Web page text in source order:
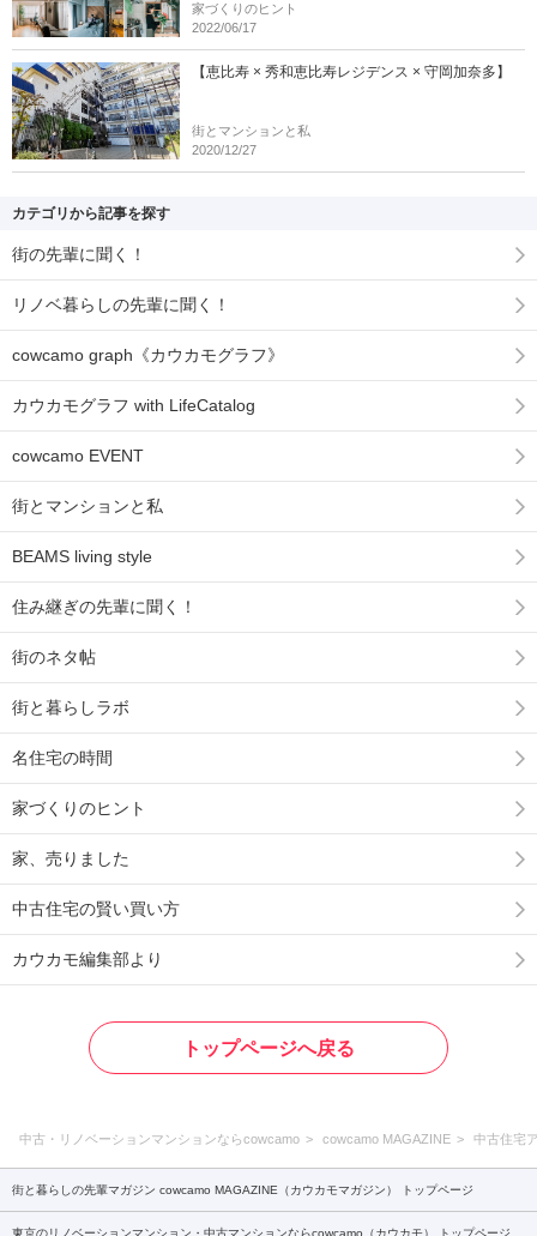
家づくりのヒント
2022/06/17
【恵比寿 × 秀和恵比寿レジデンス × 守岡加奈多】
街とマンションと私
2020/12/27
カテゴリから記事を探す
街の先輩に聞く！
リノベ暮らしの先輩に聞く！
cowcamo graph《カウカモグラフ》
カウカモグラフ with LifeCatalog
cowcamo EVENT
街とマンションと私
BEAMS living style
住み継ぎの先輩に聞く！
街のネタ帖
街と暮らしラボ
名住宅の時間
家づくりのヒント
家、売りました
中古住宅の賢い買い方
カウカモ編集部より
トップページへ戻る
中古・リノベーションマンションならcowcamo cowcamo MAGAZINE 中古住宅
街と暮らしの先輩マガジン cowcamo MAGAZINE（カウカモマガジン） トップページ